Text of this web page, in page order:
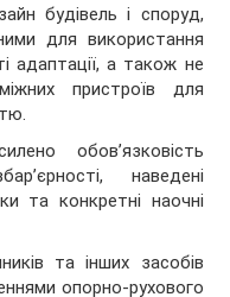
будівель і споруд,
для використання
адаптації, а також не
пристроїв для
обов’язковість
наведені
та конкретні наочні
та інших засобів
опорно-рухового